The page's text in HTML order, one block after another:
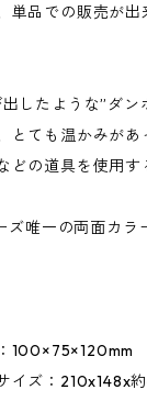
単品での販売が
したような”ダン
とても温かみがあ
どの道具を使用
唯一の両面カラ
100×75×120mm
イズ：210x148x